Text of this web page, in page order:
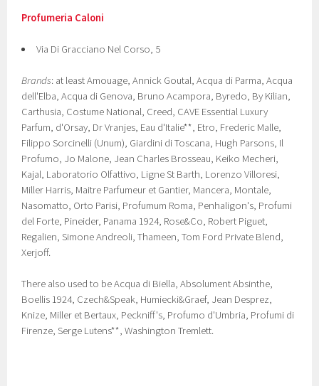
Profumeria Caloni
Via Di Gracciano Nel Corso, 5
Brands: at least Amouage, Annick Goutal, Acqua di Parma, Acqua
dell'Elba, Acqua di Genova, Bruno Acampora, Byredo, By Kilian,
Carthusia, Costume National, Creed, CAVE Essential Luxury
Parfum, d'Orsay, Dr Vranjes, Eau d'Italie**, Etro, Frederic Malle,
Filippo Sorcinelli (Unum), Giardini di Toscana, Hugh Parsons, Il
Profumo, Jo Malone, Jean Charles Brosseau, Keiko Mecheri,
Kajal, Laboratorio Olfattivo, Ligne St Barth, Lorenzo Villoresi,
Miller Harris, Maitre Parfumeur et Gantier, Mancera, Montale,
Nasomatto, Orto Parisi, Profumum Roma, Penhaligon's, Profumi
del Forte, Pineider, Panama 1924, Rose&Co, Robert Piguet,
Regalien, Simone Andreoli, Thameen, Tom Ford Private Blend,
Xerjoff.
There also used to be Acqua di Biella, Absolument Absinthe,
Boellis 1924, Czech&Speak, Humiecki&Graef, Jean Desprez,
Knize, Miller et Bertaux, Peckniff's, Profumo d'Umbria, Profumi di
Firenze, Serge Lutens**, Washington Tremlett.